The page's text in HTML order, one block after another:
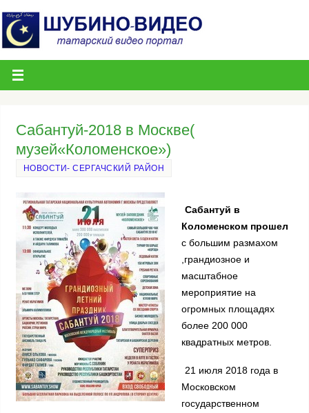
Сабантуй-2018 в Москве(
музей«Коломенское»)
НОВОСТИ- СЕРГАЧСКИЙ РАЙОН
Сабантуй в
Коломенском прошел
с большим размахом
,грандиозное и
масштабное
мероприятие на
огромных площадях
более 200 000
квадратных метров.
21 июля 2018 года в
Московском
государственном